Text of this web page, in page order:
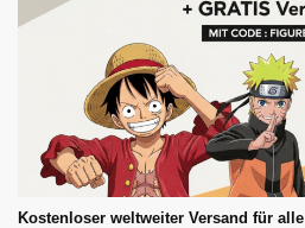
Kostenloser weltweiter Versand für alle